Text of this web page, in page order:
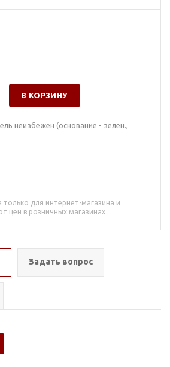
В КОРЗИНУ
неизбежен (основание - зелен.,
только для интернет-магазина и
цен в розничных магазинах
Задать вопрос